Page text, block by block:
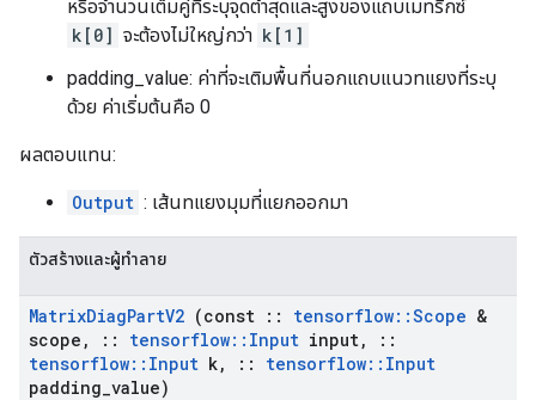
หรือจำนวนเต็มคู่ที่ระบุจุดต่ำสุดและสูงของแถบเมทริกซ์
k[0] จะต้องไม่ใหญ่กว่า k[1]
padding_value: ค่าที่จะเติมพื้นที่นอกแถบแนวทแยงที่ระบุ
ด้วย ค่าเริ่มต้นคือ 0
ผลตอบแทน:
Output : เส้นทแยงมุมที่แยกออกมา
ตัวสร้างและผู้ทำลาย
MatrixDiagPartV2 (const :: tensorflow::Scope &
scope , :: tensorflow:: Input input,
::
tensorflow:: Input k, :: tensorflow:: Input
padding value)